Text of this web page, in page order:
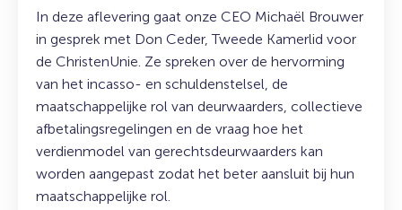
In deze aflevering gaat onze CEO Michaël Brouwer
in gesprek met Don Ceder, Tweede Kamerlid voor
de ChristenUnie. Ze spreken over de hervorming
van het incasso- en schuldenstelsel, de
maatschappelijke rol van deurwaarders, collectieve
afbetalingsregelingen en de vraag hoe het
verdienmodel van gerechtsdeurwaarders kan
worden aangepast zodat het beter aansluit bij hun
maatschappelijke rol.